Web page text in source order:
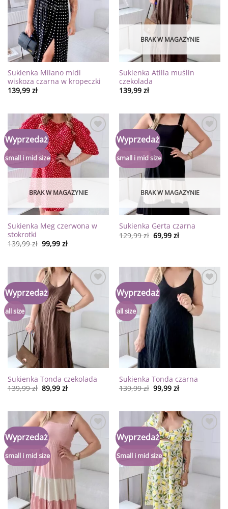
Sukienka Milano midi
wiskoza czarna w kropeczki
139,99 zł
życzeń
BRAK W MAGAZYNIE
Sukienka Atilla muślin
czekolada
139,99 zł
Wyprzedaż
small i mid size
Dodaj
do
listy
życzeń
BRAK W MAGAZYNIE
Sukienka Meg czerwona w
stokrotki
139,99zł 99,99 zł
Wyprzedaż
small i mid size
Dodaj
do
listy
życzeń
BRAK W MAGAZYNIE
Sukienka Gerta czarna
129,99zł 69,99 zł
Wyprzedaż
all size
Dodaj
do
listy
Sukienka Tonda czekolada
139,99zł 89,99 zł
Wyprzedaż
all size
do
listy
życzeń
Sukienka Tonda czarna
139,99zł 99,99 zł
Wyprzedaż
small i mid size
Dodaj
do
listy
życzeń
Wyprzedaż
Small i mid size
życzeń